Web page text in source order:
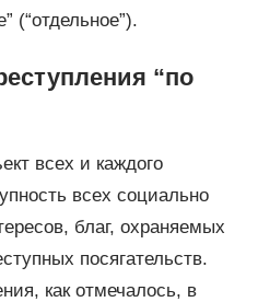
(“отдельное”).
“по
всех и каждого
всех социально
благ, охраняемых
посягательств.
как отмечалось, в